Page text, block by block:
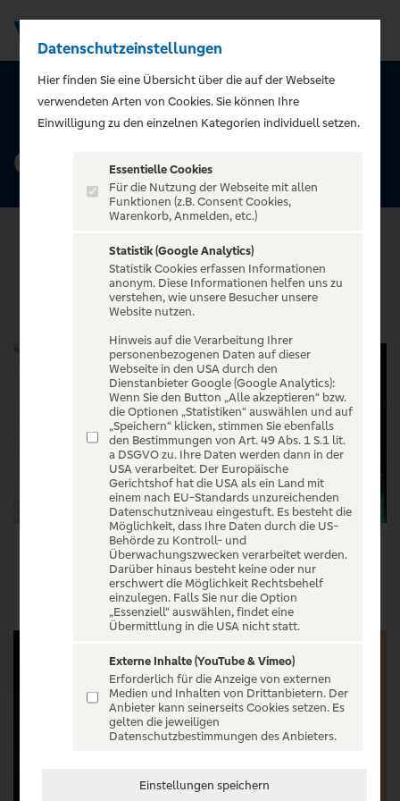
ZURÜCK ZUR STARTSEITE
Oberhausen
VERANSTALTUNGEN
Wrestling: wXw Shortcut to the Top 2026
Tickets ab € 50,55
GZUZ - ZUSATZ TOUR 2026
Tickets ab € 60,40
Tickets
Datenschutzeinstellungen
Hier finden Sie eine Übersicht über die auf der Webseite
verwendeten Arten von Cookies. Sie können Ihre
Einwilligung zu den einzelnen Kategorien individuell setzen.
Essentielle Cookies
Für die Nutzung der Webseite mit allen
Funktionen (z.B. Consent Cookies,
Warenkorb, Anmelden, etc.)
Statistik (Google Analytics)
Statistik Cookies erfassen Informationen
anonym. Diese Informationen helfen uns zu
verstehen, wie unsere Besucher unsere
Website nutzen.
Hinweis auf die Verarbeitung Ihrer
personenbezogenen Daten auf dieser
Webseite in den USA durch den
Dienstanbieter Google (Google Analytics):
Wenn Sie den Button „Alle akzeptieren“ bzw.
die Optionen „Statistiken“ auswählen und auf
„Speichern“ klicken, stimmen Sie ebenfalls
den Bestimmungen von Art. 49 Abs. 1 S.1 lit.
a DSGVO zu. Ihre Daten werden dann in der
USA verarbeitet. Der Europäische
Gerichtshof hat die USA als ein Land mit
einem nach EU-Standards unzureichenden
Datenschutzniveau eingestuft. Es besteht die
Möglichkeit, dass Ihre Daten durch die US-
Behörde zu Kontroll- und
Überwachungszwecken verarbeitet werden.
Darüber hinaus besteht keine oder nur
erschwert die Möglichkeit Rechtsbehelf
einzulegen. Falls Sie nur die Option
„Essenziell“ auswählen, findet eine
Übermittlung in die USA nicht statt.
Externe Inhalte (YouTube & Vimeo)
Erforderlich für die Anzeige von externen
Medien und Inhalten von Drittanbietern. Der
Anbieter kann seinerseits Cookies setzen. Es
gelten die jeweiligen
Datenschutzbestimmungen des Anbieters.
Einstellungen speichern